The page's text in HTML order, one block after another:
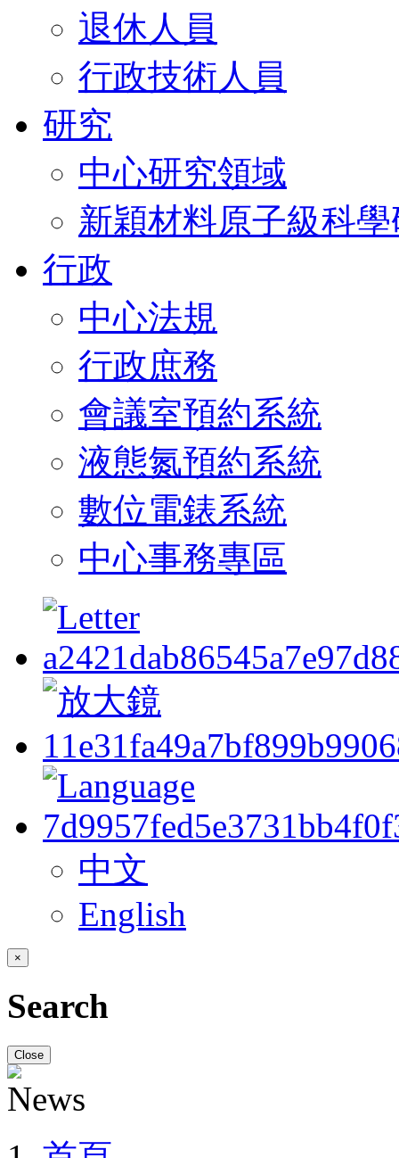
退休人員
行政技術人員
研究
中心研究領域
新穎材料原子級科
行政
中心法規
行政庶務
會議室預約系統
液態氮預約系統
數位電錶系統
中心事務專區
中文
English
×
Search
Close